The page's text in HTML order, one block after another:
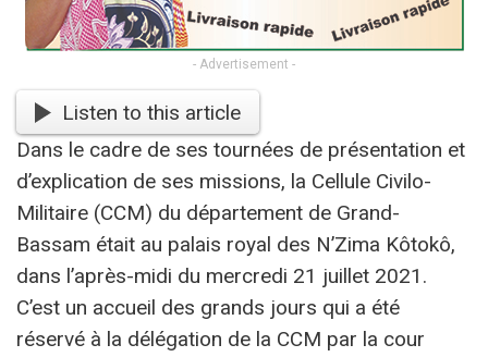
- Advertisement -
Listen to this article
Dans le cadre de ses tournées de présentation et
d’explication de ses missions, la Cellule Civilo-
Militaire (CCM) du département de Grand-
Bassam était au palais royal des N’Zima Kôtokô,
dans l’après-midi du mercredi 21 juillet 2021.
C’est un accueil des grands jours qui a été
réservé à la délégation de la CCM par la cour